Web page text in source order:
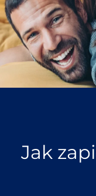
Jak